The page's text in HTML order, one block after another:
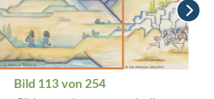
Bild 113 von 254